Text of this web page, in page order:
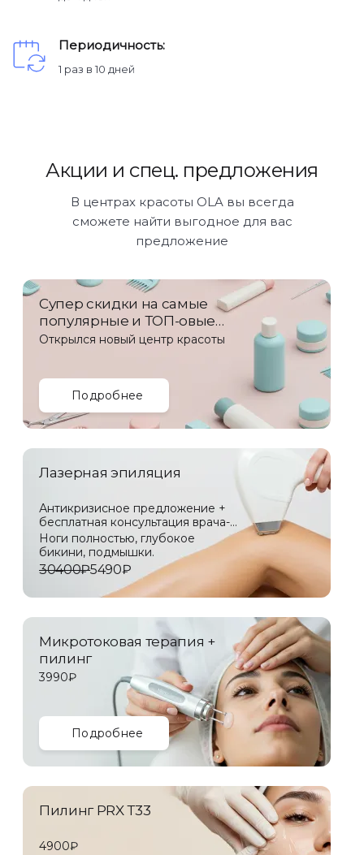
Периодичность:
1 раз в 10 дней
Акции и спец. предложения
В центрах красоты OLA вы всегда
сможете найти выгодное для вас
предложение
Супер скидки на самые
популярные и ТОП-овые
услуги!
Открылся новый центр красоты
Подробнее
Лазерная эпиляция
Антикризисное предложение +
бесплатная консультация врача-
лазеротерапевта
Ноги полностью, глубокое
бикини, подмышки.
30400₽5490₽
Микротоковая терапия +
пилинг
3990₽
Подробнее
Пилинг PRX Т33
4900₽